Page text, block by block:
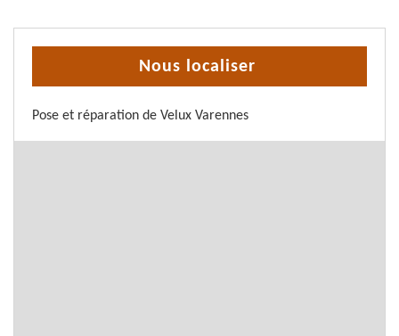
Nous localiser
Pose et réparation de Velux Varennes